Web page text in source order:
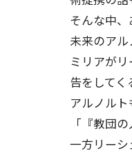
そんな中
未来のア
ミリアが
告をしてく
アルノル
「『教団
一方リー